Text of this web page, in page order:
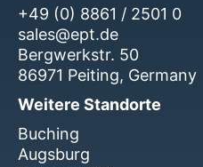
+49 (0) 8861 / 2501 0
sales@ept.de
Bergwerkstr. 50
86971 Peiting, Germany
Weitere Standorte
Buching
Augsburg